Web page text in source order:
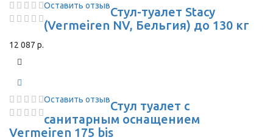
Оставить отзывСтул-туалет Stacy
(Vermeiren NV, Бельгия) до 130 кг
12 087 р.
Оставить отзывСтул туалет с
санитарным оснащением
Vermeiren 175 bis